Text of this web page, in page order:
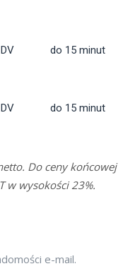
DV do 15 minut
DV do 15 minut
Do ceny końcowej
w wysokości 23%.
e-mail.